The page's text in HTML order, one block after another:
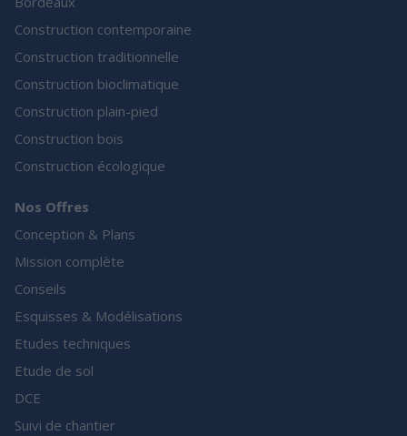
Construction contemporaine
Construction traditionnelle
Construction bioclimatique
Construction plain-pied
Construction bois
Construction écologique
Nos Offres
Conception & Plans
Mission complète
Conseils
Esquisses & Modélisations
Etudes techniques
Etude de sol
DCE
Suivi de chantier